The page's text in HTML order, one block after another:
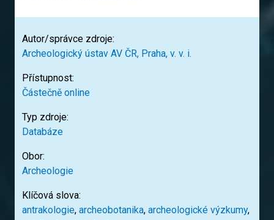
Autor/správce zdroje:
Archeologický ústav AV ČR, Praha, v. v. i.
Přístupnost:
Částečně online
Typ zdroje:
Databáze
Obor:
Archeologie
Klíčová slova:
antrakologie, archeobotanika, archeologické výzkumy,